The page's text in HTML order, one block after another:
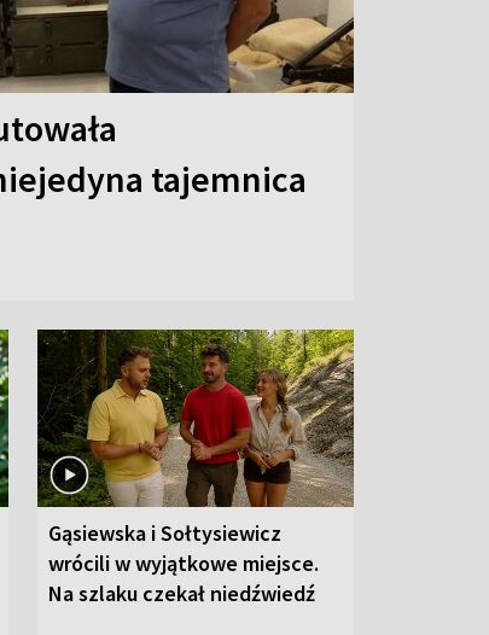
tajemnica
Gąsiewska i Sołtysiewicz
wrócili w wyjątkowe miejsce.
Na szlaku czekał niedźwiedź